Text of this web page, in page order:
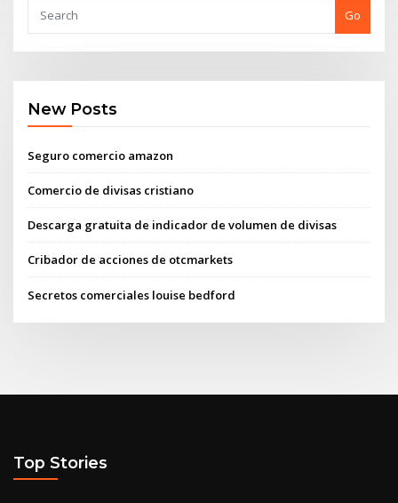
Go
New Posts
Seguro comercio amazon
Comercio de divisas cristiano
Descarga gratuita de indicador de volumen de divisas
Cribador de acciones de otcmarkets
Secretos comerciales louise bedford
Top Stories